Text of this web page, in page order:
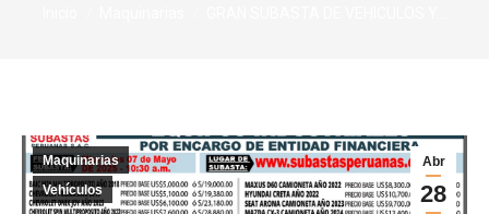
Abr
28
Maquinarias
Vehículos